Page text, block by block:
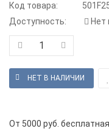
Код товара:
Доступность:
Нет
От 5000 руб.